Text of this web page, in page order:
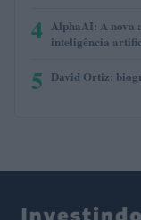
4 AlphaAI: A nova
inteligência
5 David Ortiz: